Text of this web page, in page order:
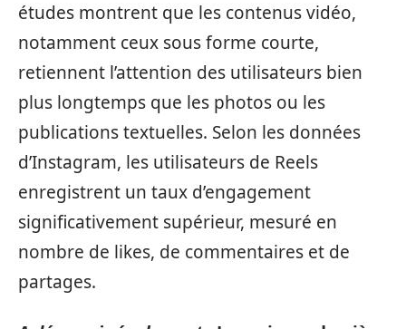
études montrent que les contenus vidéo,
notamment ceux sous forme courte,
retiennent l’attention des utilisateurs bien
plus longtemps que les photos ou les
publications textuelles. Selon les données
d’Instagram, les utilisateurs de Reels
enregistrent un taux d’engagement
significativement supérieur, mesuré en
nombre de likes, de commentaires et de
partages.